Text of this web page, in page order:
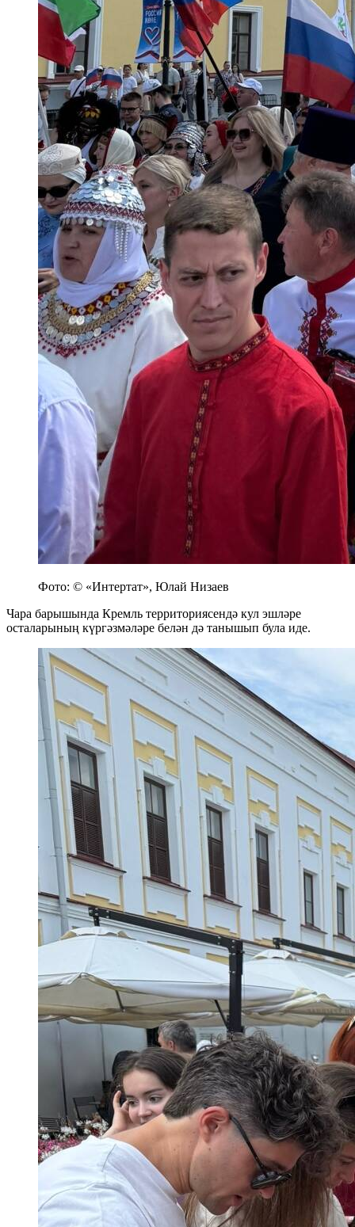
Фото: © «Интертат», Юлай Низаев
Чара барышында Кремль территориясендә кул эшләре
осталарының күргәзмәләре белән дә танышып була иде.